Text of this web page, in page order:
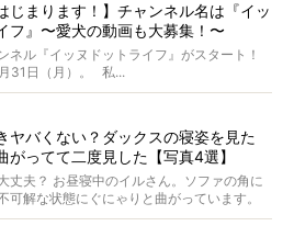
じまります！】チャンネル名は『イッ
フ』〜愛犬の動画も大募集！〜
ネル『イッヌドットライフ』がスタート！
31日（月）。 私...
ヤバくない？ダックスの寝姿を見た
がってて二度見した【写真4選】
丈夫？ お昼寝中のイルさん。ソファの角に
可解な状態にぐにゃりと曲がっています。